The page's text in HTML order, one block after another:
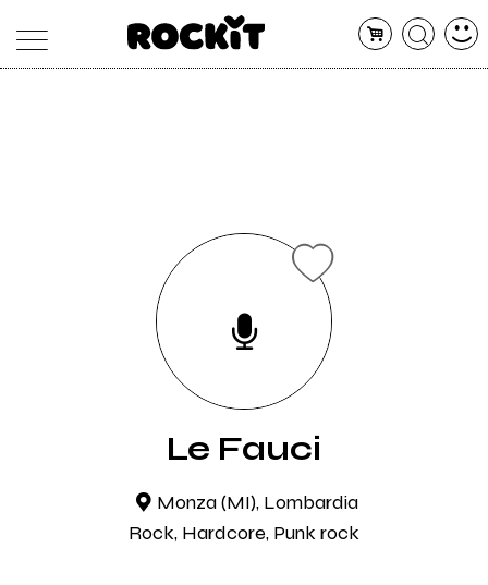
Le Fauci
Monza (MI), Lombardia
Rock, Hardcore, Punk rock